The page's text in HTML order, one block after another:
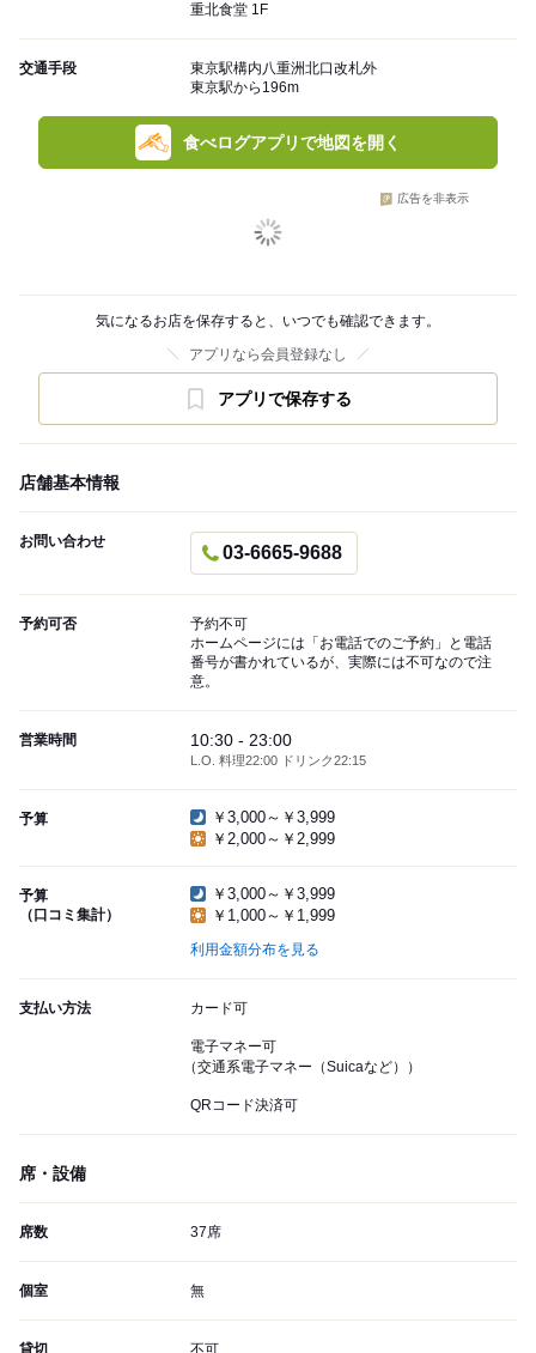
重北食堂 1F
交通手段
東京駅構内八重洲北口改札外
東京駅から196m
食べログアプリで地図を開く
広告を非表示
気になるお店を保存すると、いつでも確認できます。
アプリなら会員登録なし
アプリで保存する
店舗基本情報
お問い合わせ
03-6665-9688
予約可否
予約不可
ホームページには「お電話でのご予約」と電話
番号が書かれているが、実際には不可なので注
意。
営業時間 10:30 - 23:00
L.O. 料理22:00 ドリンク22:15
予算
￥3,000～￥3,999
￥2,000～￥2,999
予算
（口コミ集計）
￥3,000～￥3,999
￥1,000～￥1,999
利用金額分布を見る
支払い方法 カード可
電子マネー可
（交通系電子マネー（Suicaなど））
QRコード決済可
席・設備
席数 37席
個室 無